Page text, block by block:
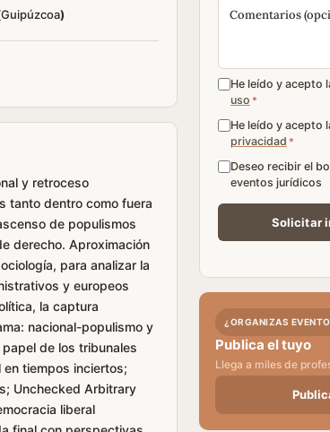
Guipúzcoa)
y retroceso
tanto dentro como fuera
de populismos
derecho. Aproximación
para analizar la
y europeos
la captura
nacional-populismo y
de los tribunales
tiempos inciertos;
Unchecked Arbitrary
liberal
He leído y acepto
uso *
He leído y acepto
privacidad *
Deseo recibir el
eventos jurídicos
¿ORGANIZAS
Publica el tuyo
Llega a miles de